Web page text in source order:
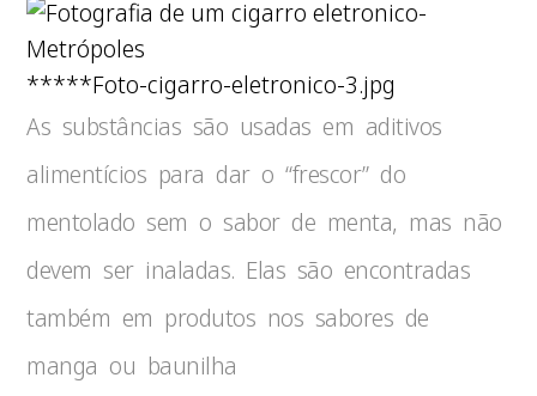
*****Foto-cigarro-eletronico-3.jpg
As substâncias são usadas em aditivos
alimentícios para dar o “frescor” do
mentolado sem o sabor de menta, mas não
devem ser inaladas. Elas são encontradas
também em produtos nos sabores de
manga ou baunilha